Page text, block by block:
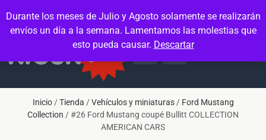
Durante los meses de Julio y Agosto solamente se realizarán
envíos un día a la semana. Lamentamos las molestias que
esto pueda causar. Descartar
Inicio/Tienda /Vehículos y miniaturas/ Ford Mustang
Collection / #26 Ford Mustang coupé Bullitt COLLECTION
AMERICAN CARS